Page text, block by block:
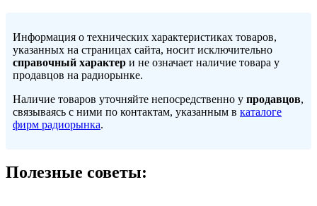
Информация о технических характеристиках товаров,
указанных на страницах сайта, носит исключительно
справочный характер и не означает наличие товара у
продавцов на радиорынке.
Наличие товаров уточняйте непосредственно у продавцов,
связываясь с ними по контактам, указанным в каталоге
фирм радиорынка.
Полезные советы: